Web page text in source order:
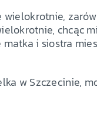
chcąc
i siostra
w Szczecinie,